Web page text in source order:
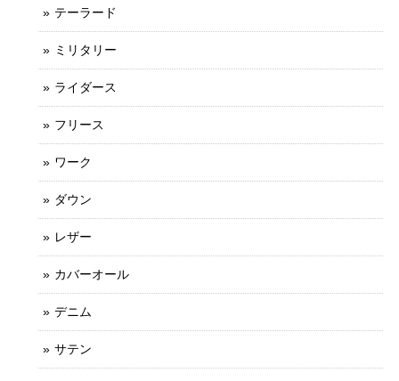
テーラード
ミリタリー
ライダース
フリース
ワーク
ダウン
レザー
カバーオール
デニム
サテン